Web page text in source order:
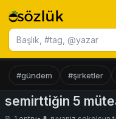
Başlık ara
#gündem #şirketler
semirttiğin 5